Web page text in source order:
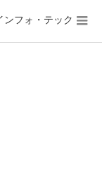
フォ・テック